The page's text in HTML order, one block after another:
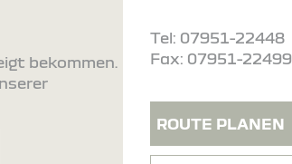
bekommen.
Tel: 07951-22448
Fax: 07951-22499
ROUTE PLANEN